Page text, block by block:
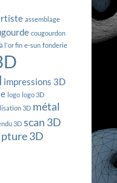
assemblage
cougourdon
l'or fin e-sun fonderie
impressions 3D
logo logo 3D
3D métal
3D scan 3D
3D